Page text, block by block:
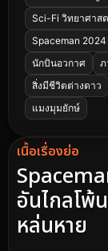
Sci-Fi วิทยาศาส
Spaceman
นักบินอวกาศ
ภ
สิ่งมีชีวิตต่างดาว
แมงมุมยักษ์
เนื้อเรื่องย่อ
อันไกลโพ้
หล่นหาย